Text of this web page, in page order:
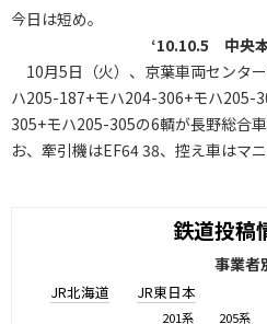
今日は短め。
‘10.10.5 中央
10月5日（火）、京葉車両センタ
ハ205-187+モハ204-306+モハ205-
305+モハ205-305の6輌が長野総合
お、牽引機はEF64 38、控え車はマ
鉄道投稿
事業者
JR北海道 JR東日本
201系 205系